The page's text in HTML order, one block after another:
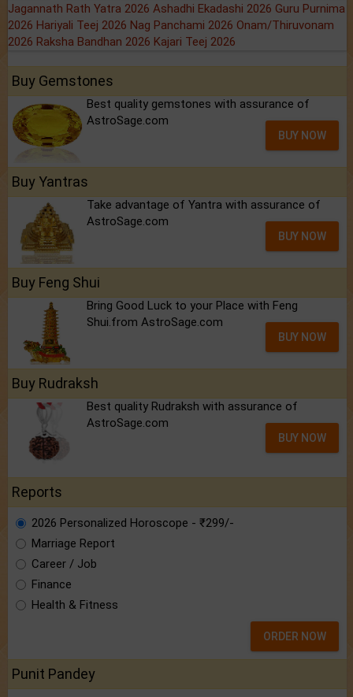
Jagannath Rath Yatra 2026 Ashadhi Ekadashi 2026 Guru Purnima
2026 Hariyali Teej 2026 Nag Panchami 2026 Onam/Thiruvonam
2026 Raksha Bandhan 2026 Kajari Teej 2026
Buy Gemstones
Best quality gemstones with assurance of
AstroSage.com
BUY NOW
Buy Yantras
Take advantage of Yantra with assurance of
AstroSage.com
BUY NOW
Buy Feng Shui
Bring Good Luck to your Place with Feng
Shui.from AstroSage.com
BUY NOW
Buy Rudraksh
Best quality Rudraksh with assurance of
AstroSage.com
BUY NOW
Reports
2026 Personalized Horoscope - ₹299/-
Marriage Report
Career / Job
Finance
Health & Fitness
ORDER NOW
Punit Pandey